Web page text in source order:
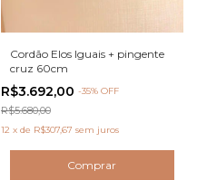
Cordão Elos Iguais + pingente
cruz 60cm
R$3.692,00 -35% OFF
R$5.680,00
12 x de R$307,67 sem juros